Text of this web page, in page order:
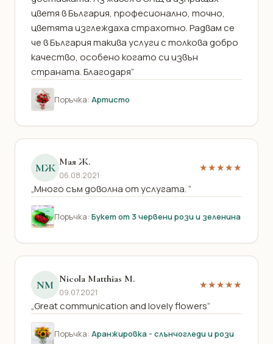
цветя в България, професионално, точно,
цветята изглеждаха страхотно. Радвам се
че в България такива услуги с толкова добро
качество, особено когато си извън
страната. Благодаря“
Поръчка: Артисто
МЖ Мая Ж.
06.08.2021
★★★★★
„Много съм доволна от услугата. “
Поръчка: Букет от 3 червени рози и зеленина
NM Nicola Matthias M.
09.07.2021
★★★★★
„Great communication and lovely flowers“
Поръчка: Аранжировка - слънчогледи и рози